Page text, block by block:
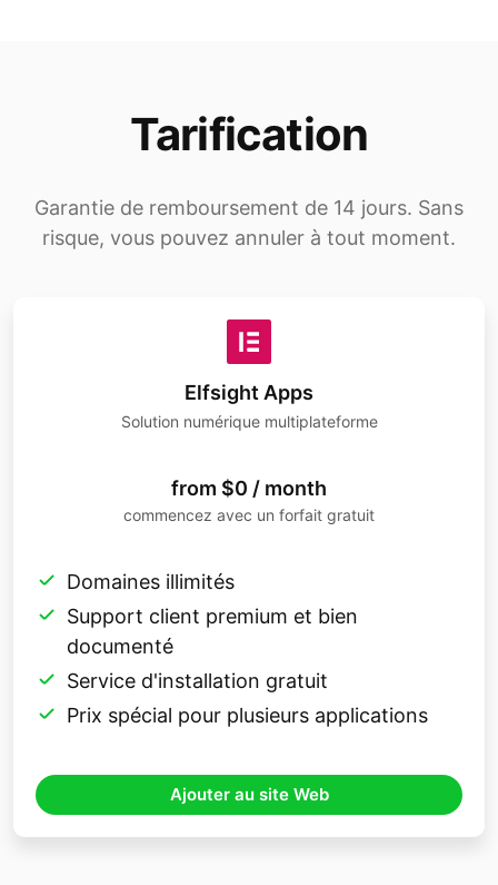
Tarification
Garantie de remboursement de 14 jours. Sans
risque, vous pouvez annuler à tout moment.
Elfsight Apps
Solution numérique multiplateforme
from $0 / month
commencez avec un forfait gratuit
Domaines illimités
Support client premium et bien
documenté
Service d'installation gratuit
Prix ​​spécial pour plusieurs applications
Ajouter au site Web